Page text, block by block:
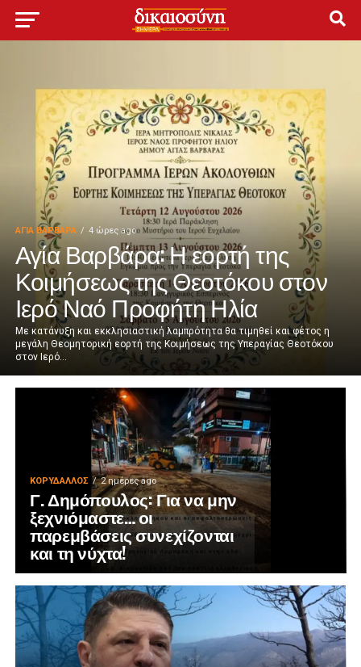
ΑΓΙΑ ΒΑΡΒΑΡΑ 4 ώρες ago
Αγία Βαρβάρα: Η εορτή της
Κοιμήσεως της Θεοτόκου στον
Ιερό Ναό Προφήτη Ηλία
Με κατάνυξη και εκκλησιαστική λαμπρότητα θα τιμηθεί και φέτος η
μεγάλη Θεομητορική εορτή της Κοιμήσεως της Υπεραγίας Θεοτόκου
στον Ιερό...
ΚΟΡΥΔΑΛΛΟΣ 2 ημέρες ago
Γ. Δημόπουλος: Για να μην
ξεχνιόμαστε… οι
παρεμβάσεις συνεχίζονται
και τη νύχτα!